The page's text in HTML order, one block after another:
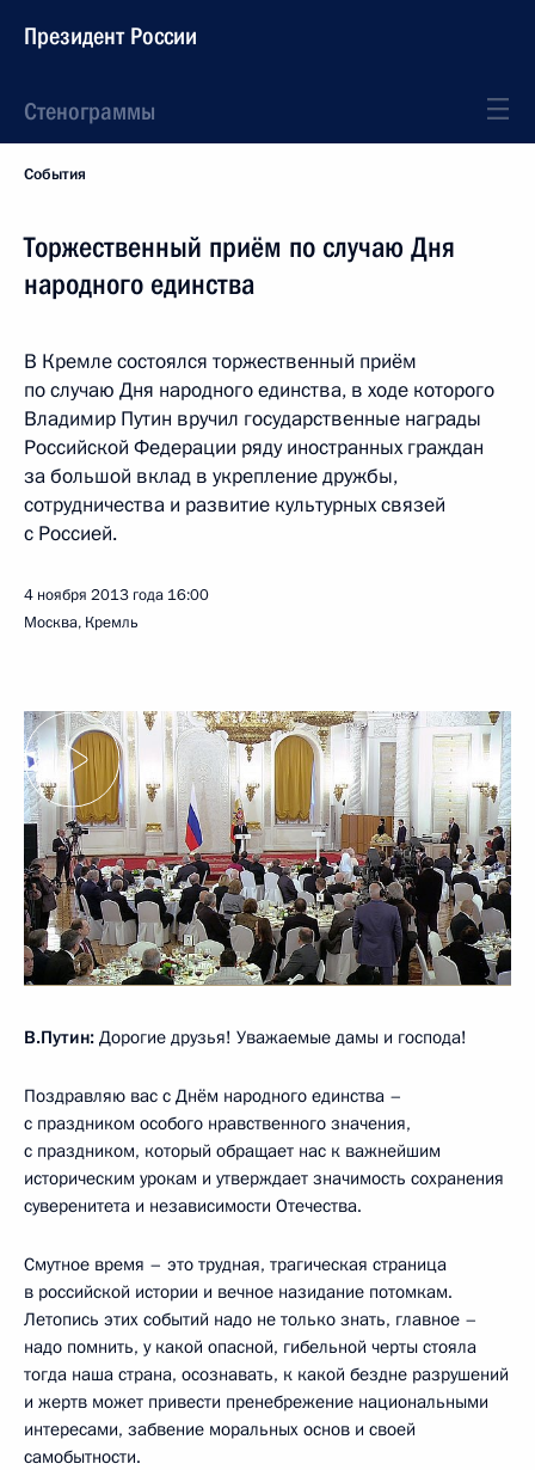
Президент России
Стенограммы
События
Торжественный приём по случаю Дня
народного единства
В Кремле состоялся торжественный приём
по случаю Дня народного единства, в ходе которого
Владимир Путин вручил государственные награды
Российской Федерации ряду иностранных граждан
за большой вклад в укрепление дружбы,
сотрудничества и развитие культурных связей
с Россией.
4 ноября 2013 года 16:00
Москва, Кремль
В.Путин: Дорогие друзья! Уважаемые дамы и господа!
Поздравляю вас с Днём народного единства –
с праздником особого нравственного значения,
с праздником, который обращает нас к важнейшим
историческим урокам и утверждает значимость сохранения
суверенитета и независимости Отечества.
Смутное время – это трудная, трагическая страница
в российской истории и вечное назидание потомкам.
Летопись этих событий надо не только знать, главное –
надо помнить, у какой опасной, гибельной черты стояла
тогда наша страна, осознавать, к какой бездне разрушений
и жертв может привести пренебрежение национальными
интересами, забвение моральных основ и своей
самобытности.